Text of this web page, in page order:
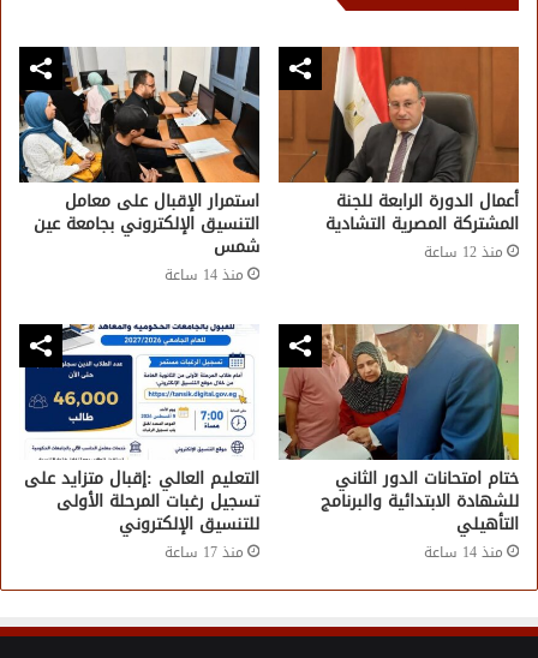
أعمال الدورة الرابعة للجنة
المشتركة المصرية التشادية
منذ 12 ساعة
استمرار الإقبال على معامل
التنسيق الإلكتروني بجامعة عين
شمس
منذ 14 ساعة
ختام امتحانات الدور الثاني
للشهادة الابتدائية والبرنامج
التأهيلي
منذ 14 ساعة
التعليم العالي :إقبال متزايد على
تسجيل رغبات المرحلة الأولى
للتنسيق الإلكتروني
منذ 17 ساعة